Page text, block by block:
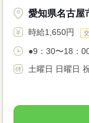
愛知県名古屋
時給1,650円
●9：30〜18：
土曜日 日曜日